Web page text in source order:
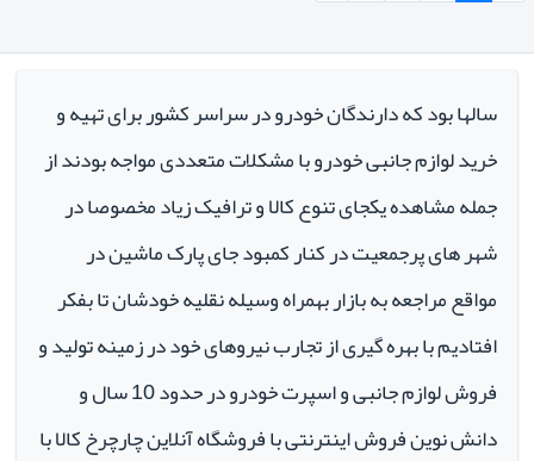
سالها بود که دارندگان خودرو در سراسر کشور برای تهیه و
خرید لوازم جانبی خودرو با مشکلات متعددی مواجه بودند از
جمله مشاهده یکجای تنوع کالا و ترافیک زیاد مخصوصا در
شهر های پرجمعیت در کنار کمبود جای پارک ماشین در
مواقع مراجعه به بازار بهمراه وسیله نقلیه خودشان تا بفکر
افتادیم با بهره گیری از تجارب نیروهای خود در زمینه تولید و
فروش لوازم جانبی و اسپرت خودرو در حدود 10 سال و
دانش نوین فروش اینترنتی با فروشگاه آنلاین چارچرخ کالا با